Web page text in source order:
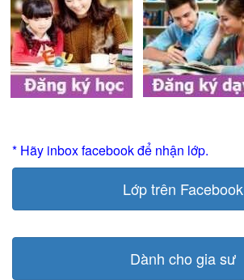
* Hãy inbox facebook để nhận lớp.
Lớp trên Facebook
Dành cho gia sư